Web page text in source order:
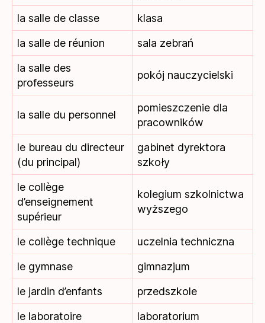
la salle de classe
klasa
la salle de réunion
sala zebrań
la salle des
professeurs
pokój nauczycielski
la salle du personnel
pomieszczenie dla
pracowników
le bureau du directeur
(du principal)
gabinet dyrektora
szkoły
le collège
d’enseignement
supérieur
kolegium szkolnictwa
wyższego
le collège technique
uczelnia techniczna
le gymnase
gimnazjum
le jardin d’enfants
przedszkole
le laboratoire
laboratorium